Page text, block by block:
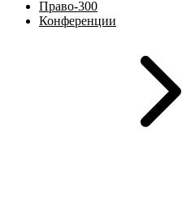
Право-300
Конференции